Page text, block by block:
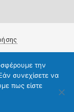
την
συνεχίσετε να
πως είστε